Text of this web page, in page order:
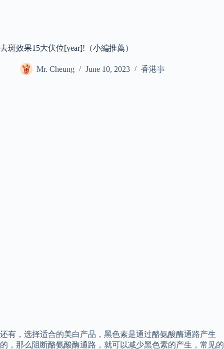
去斑效果15大伏位[year]!（小編推薦）
Mr. Cheung June 10, 2023 香港事
还有，选择适合的美白产品，黑色素是通过酪氨酸酶通路产生
的，那么阻断酪氨酸酶通路，就可以减少黑色素的产生，常见的